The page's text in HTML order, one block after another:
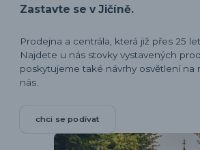
Zastavte se v Jičíně.
Prodejna a centrála, která již přes 25
Najdete u nás stovky vystavených
poskytujeme také návrhy osvětlení na
nás.
chci se podívat